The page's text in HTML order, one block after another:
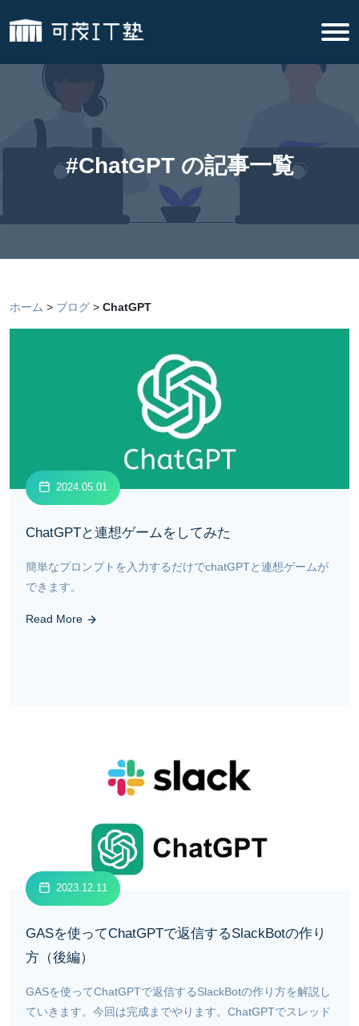
#ChatGPT の記事一覧
ホーム ブログ ChatGPT
2024.05.01
ChatGPTと連想ゲームをしてみた
簡単なプロンプトを入力するだけでchatGPTと連想ゲームが
できます。
Read More
2023.12.11
GASを使ってChatGPTで返信するSlackBotの作り
方（後編）
GASを使ってChatGPTで返信するSlackBotの作り方を解説し
ていきます。今回は完成までやります。ChatGPTでスレッド